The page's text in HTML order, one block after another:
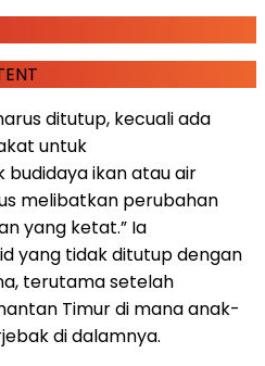
ditutup, kecuali ada
untuk
ikan atau air
melibatkan perubahan
yang ketat.” Ia
yang tidak ditutup dengan
terutama setelah
Timur di mana anak-
di dalamnya.